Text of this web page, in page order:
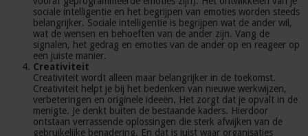
sociale intelligentie en het begrijpen van emoties worden steeds
belangrijker. Sociale intelligentie is begrijpen wat de ander wil,
wat de wensen en behoeften van de ander zijn. Vang de
signalen, het gedrag en emoties van de ander op en reageer op
een juiste manier.
Creativiteit
Creativiteit wordt alleen maar belangrijker in de toekomst.
Creativiteit helpt je bij het bedenken van nieuwe werkwijzen,
verbeteringen en originele ideeën. Het zorgt dat je opvalt in de
menigte. Je denkt buiten de bestaande kaders. Hierdoor
ontstaan verrassende oplossingen die sterk afwijken van de
gebruikelijke benadering. En dat is juist waar organisaties